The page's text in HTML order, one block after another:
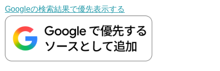
Googleの検索結果で優先表示する